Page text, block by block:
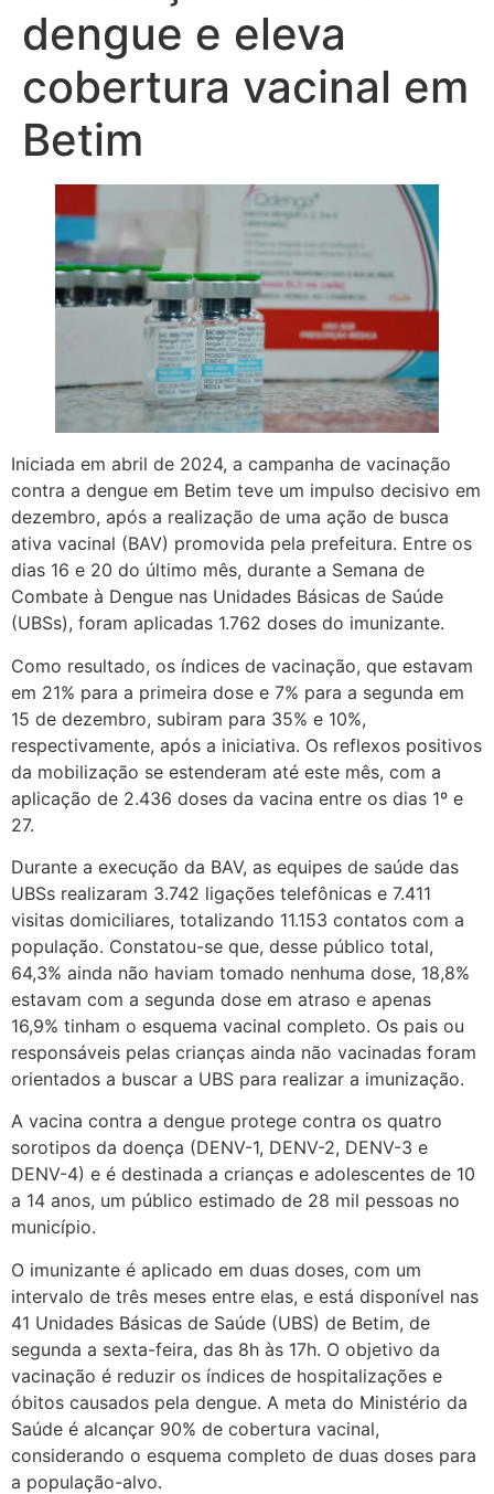
dengue e eleva
cobertura vacinal em
Betim
Iniciada em abril de 2024, a campanha de vacinação
contra a dengue em Betim teve um impulso decisivo em
dezembro, após a realização de uma ação de busca
ativa vacinal (BAV) promovida pela prefeitura. Entre os
dias 16 e 20 do último mês, durante a Semana de
Combate à Dengue nas Unidades Básicas de Saúde
(UBSs), foram aplicadas 1.762 doses do imunizante.
Como resultado, os índices de vacinação, que estavam
em 21% para a primeira dose e 7% para a segunda em
15 de dezembro, subiram para 35% e 10%,
respectivamente, após a iniciativa. Os reflexos positivos
da mobilização se estenderam até este mês, com a
aplicação de 2.436 doses da vacina entre os dias 1º e
27.
Durante a execução da BAV, as equipes de saúde das
UBSs realizaram 3.742 ligações telefônicas e 7.411
visitas domiciliares, totalizando 11.153 contatos com a
população. Constatou-se que, desse público total,
64,3% ainda não haviam tomado nenhuma dose, 18,8%
estavam com a segunda dose em atraso e apenas
16,9% tinham o esquema vacinal completo. Os pais ou
responsáveis pelas crianças ainda não vacinadas foram
orientados a buscar a UBS para realizar a imunização.
A vacina contra a dengue protege contra os quatro
sorotipos da doença (DENV-1, DENV-2, DENV-3 e
DENV-4) e é destinada a crianças e adolescentes de 10
a 14 anos, um público estimado de 28 mil pessoas no
município.
O imunizante é aplicado em duas doses, com um
intervalo de três meses entre elas, e está disponível nas
41 Unidades Básicas de Saúde (UBS) de Betim, de
segunda a sexta-feira, das 8h às 17h. O objetivo da
vacinação é reduzir os índices de hospitalizações e
óbitos causados pela dengue. A meta do Ministério da
Saúde é alcançar 90% de cobertura vacinal,
considerando o esquema completo de duas doses para
a população-alvo.